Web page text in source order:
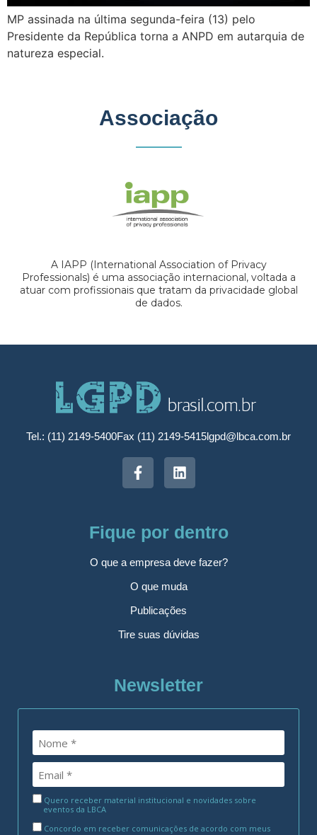
MP assinada na última segunda-feira (13) pelo
Presidente da República torna a ANPD em autarquia de
natureza especial.
Associação
A IAPP (International Association of Privacy
Professionals) é uma associação internacional, voltada a
atuar com profissionais que tratam da privacidade global
de dados.
Tel.: (11) 2149-5400Fax (11) 2149-5415lgpd@lbca.com.br
Fique por dentro
O que a empresa deve fazer?
O que muda
Publicações
Tire suas dúvidas
Newsletter
Quero receber material institucional e novidades sobre
eventos da LBCA
Concordo em receber comunicações de acordo com meus